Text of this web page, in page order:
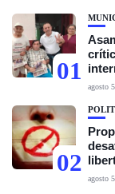
01
agosto
02
agosto